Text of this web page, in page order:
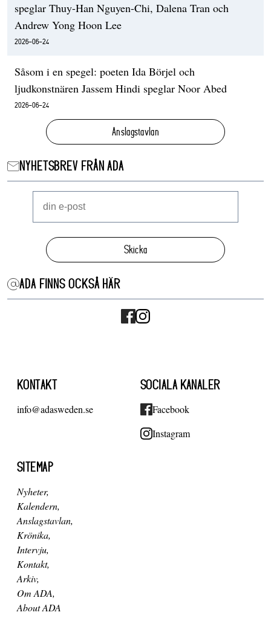
speglar Thuy-Han Nguyen-Chi, Dalena Tran och
Andrew Yong Hoon Lee
2026-06-24
Såsom i en spegel: poeten Ida Börjel och
ljudkonstnären Jassem Hindi speglar Noor Abed
2026-06-24
Anslagstavlan
NYHETSBREV FRÅN ADA
Skicka
ADA FINNS OCKSÅ HÄR
KONTAKT
info@adasweden.se
SOCIALA KANALER
Facebook
Instagram
SITEMAP
Nyheter
Kalendern
Anslagstavlan
Krönika
Intervju
Kontakt
Arkiv
Om ADA
About ADA